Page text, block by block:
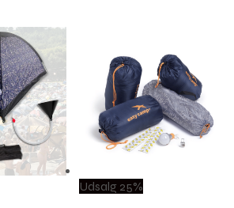
Udsalg 25%